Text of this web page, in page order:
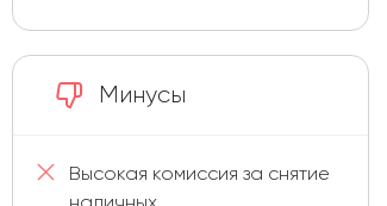
Минусы
Высокая комиссия за снятие